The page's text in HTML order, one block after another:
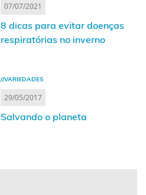
07/07/2021
8 dicas para evitar doenças
respiratórias no inverno
//VARIEDADES
29/05/2017
Salvando o planeta